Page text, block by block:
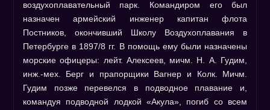
Игры
Ссылки
Наш баннер
воздухоплавательный парк. Командиром его был
назначен армейский инженер капитан флота
Постников, окончивший Школу Воздухоплавания в
Петербурге в 1897/8 гг. В помощь ему были назначены
морские офицеры: лейт. Алексеев, мичм. Н. А. Гудим,
инж.-мех. Берг и прапорщики Вагнер и Колк. Мичм.
Гудим позже перевелся в подводное плавание и,
командуя подводной лодкой «Акула», погиб со всем